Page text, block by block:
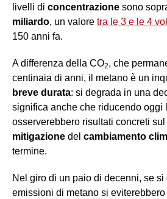
livelli di concentrazione sono
miliardo, un valore tra le 3 e le 4
150 anni fa.
A differenza della CO2, che
centinaia di anni, il metano è un
breve durata: si degrada in una
significa anche che riducendo oggi
osserverebbero risultati concreti
mitigazione del cambiamento
termine.
Nel giro di un paio di decenni, se
emissioni di metano si eviterebbero